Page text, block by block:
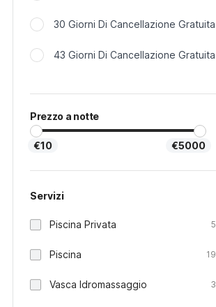
30 Giorni Di Cancellazione Gratuita
43 Giorni Di Cancellazione Gratuita
Prezzo a notte
€10 €5000
Servizi
Piscina Privata 5
Piscina 19
Vasca Idromassaggio 3